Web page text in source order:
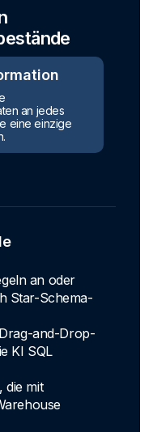
an jedes
eine einzige
an oder
Star-Schema-
and-Drop-
KI SQL
die mit